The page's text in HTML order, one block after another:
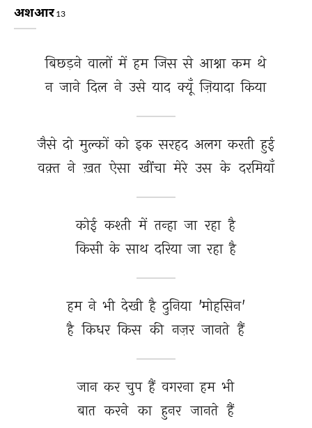
अशआर13
बिछड़ने वालों में हम जिस से आश्ना कम थे
न जाने दिल ने उसे याद क्यूँ ज़ियादा किया
जैसे दो मुल्कों को इक सरहद अलग करती हुई
वक़्त ने ख़त ऐसा खींचा मेरे उस के दरमियाँ
कोई कश्ती में तन्हा जा रहा है
किसी के साथ दरिया जा रहा है
हम ने भी देखी है दुनिया 'मोहसिन'
है किधर किस की नज़र जानते हैं
जान कर चुप हैं वगरना हम भी
बात करने का हुनर जानते हैं